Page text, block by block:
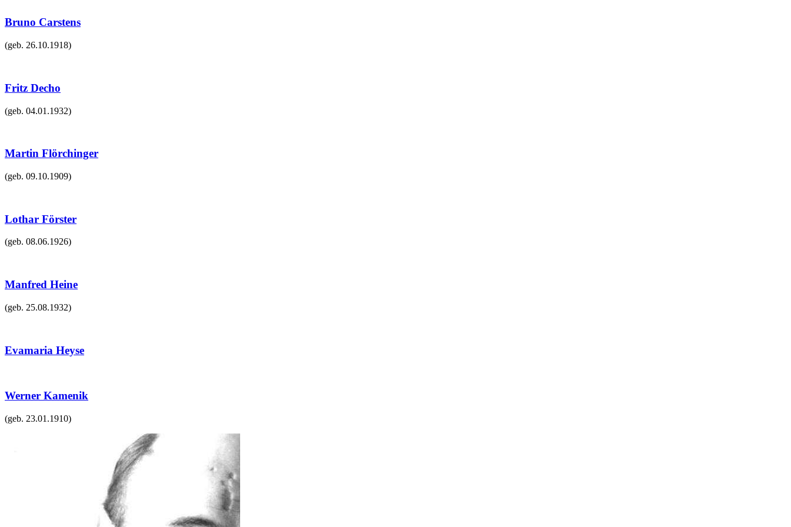
Bruno Carstens
(geb. 26.10.1918)
Fritz Decho
(geb. 04.01.1932)
Martin Flörchinger
(geb. 09.10.1909)
Lothar Förster
(geb. 08.06.1926)
Manfred Heine
(geb. 25.08.1932)
Evamaria Heyse
Werner Kamenik
(geb. 23.01.1910)